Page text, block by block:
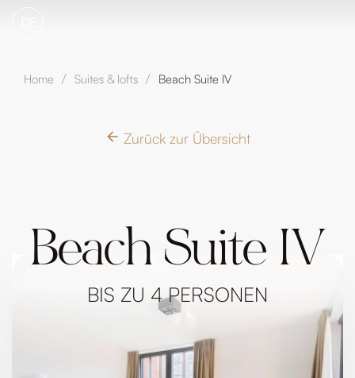
Home / Suites & lofts / Beach Suite IV
Zurück zur Übersicht
Beach Suite IV
BIS ZU 4 PERSONEN